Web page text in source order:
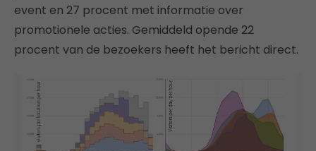
event en 27 procent met informatie over
promotionele acties. Gemiddeld opende 22
procent van de bezoekers heeft het bericht direct.